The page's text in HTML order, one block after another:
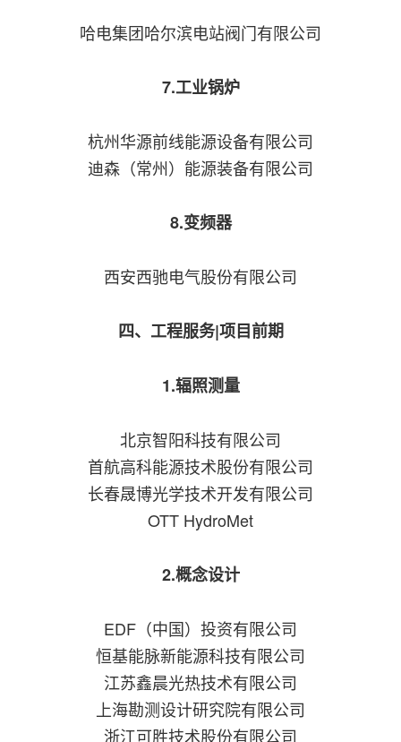
哈电集团哈尔滨电站阀门有限公司
7.工业锅炉
杭州华源前线能源设备有限公司
迪森（常州）能源装备有限公司
8.变频器
西安西驰电气股份有限公司
四、工程服务|项目前期
1.辐照测量
北京智阳科技有限公司
首航高科能源技术股份有限公司
长春晟博光学技术开发有限公司
OTT HydroMet
2.概念设计
EDF（中国）投资有限公司
恒基能脉新能源科技有限公司
江苏鑫晨光热技术有限公司
上海勘测设计研究院有限公司
浙江可胜技术股份有限公司